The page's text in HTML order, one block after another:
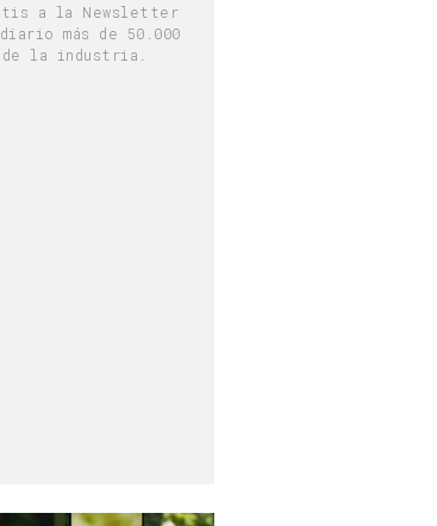
a la Newsletter
más de 50.000
la industria.